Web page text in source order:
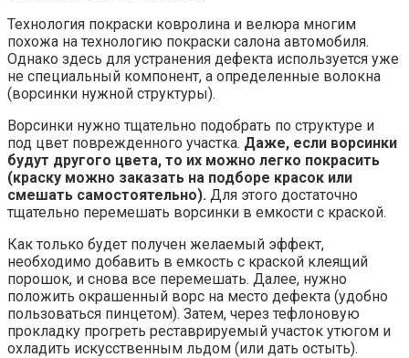
Технология покраски ковролина и велюра многим
похожа на технологию покраски салона автомобиля.
Однако здесь для устранения дефекта используется уже
не специальный компонент, а определенные волокна
(ворсинки нужной структуры).
Ворсинки нужно тщательно подобрать по структуре и
под цвет поврежденного участка. Даже, если ворсинки
будут другого цвета, то их можно легко покрасить
(краску можно заказать на подборе красок или
смешать самостоятельно). Для этого достаточно
тщательно перемешать ворсинки в емкости с краской.
Как только будет получен желаемый эффект,
необходимо добавить в емкость с краской клеящий
порошок, и снова все перемешать. Далее, нужно
положить окрашенный ворс на место дефекта (удобно
пользоваться пинцетом). Затем, через тефлоновую
прокладку прогреть реставрируемый участок утюгом и
охладить искусственным льдом (или дать остыть).